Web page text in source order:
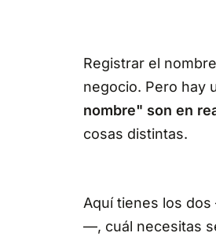
Registrar el
negocio. Pero hay
nombre" son en
cosas distintas.
Aquí tienes los
—, cuál necesitas